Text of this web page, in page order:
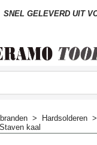
SNEL GELEVERD UIT
> Hardsolderen >
Staven kaal